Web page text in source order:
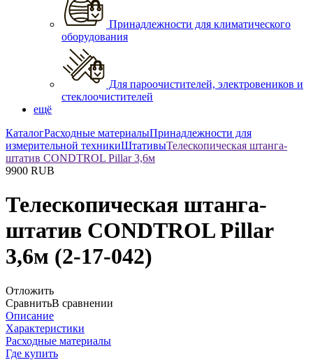
Принадлежности для климатического
оборудования
Для пароочистителей, электровеников и
стеклоочистителей
ещё
КаталогРасходные материалыПринадлежности для
измерительной техникиШтативыТелескопическая штанга-
штатив CONDTROL Pillar 3,6м
9900 RUB
Телескопическая штанга-
штатив CONDTROL Pillar
3,6м (2-17-042)
Отложить
СравнитьВ сравнении
Описание
Характеристики
Расходные материалы
Где купить